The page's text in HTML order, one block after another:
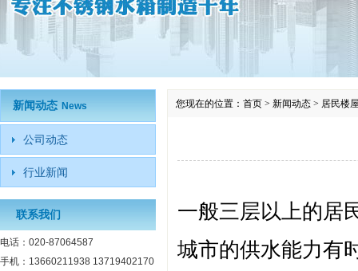
您现在的位置： 首页 > 新闻动态 > 居民楼
一般三层以上的居
城市的供水能力有
新闻动态 News
公司动态
行业新闻
联系我们
电话：020-87064587
手机：13660211938 13719402170